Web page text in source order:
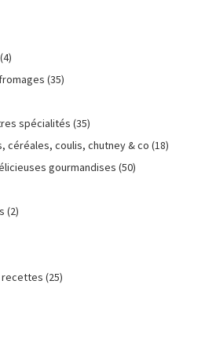
(4)
(35)
spécialités (35)
céréales, coulis, chutney & co (18)
gourmandises (50)
(2)
recettes (25)